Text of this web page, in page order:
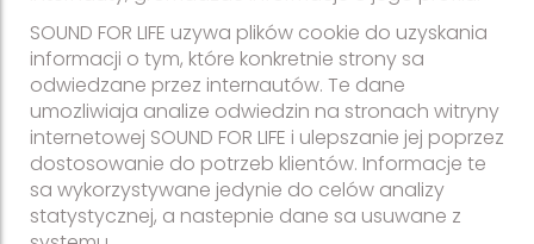
SOUND FOR LIFE uzywa plików cookie do uzyskania
informacji o tym, które konkretnie strony sa
odwiedzane przez internautów. Te dane
umozliwiaja analize odwiedzin na stronach witryny
internetowej SOUND FOR LIFE i ulepszanie jej poprzez
dostosowanie do potrzeb klientów. Informacje te
sa wykorzystywane jedynie do celów analizy
statystycznej, a nastepnie dane sa usuwane z